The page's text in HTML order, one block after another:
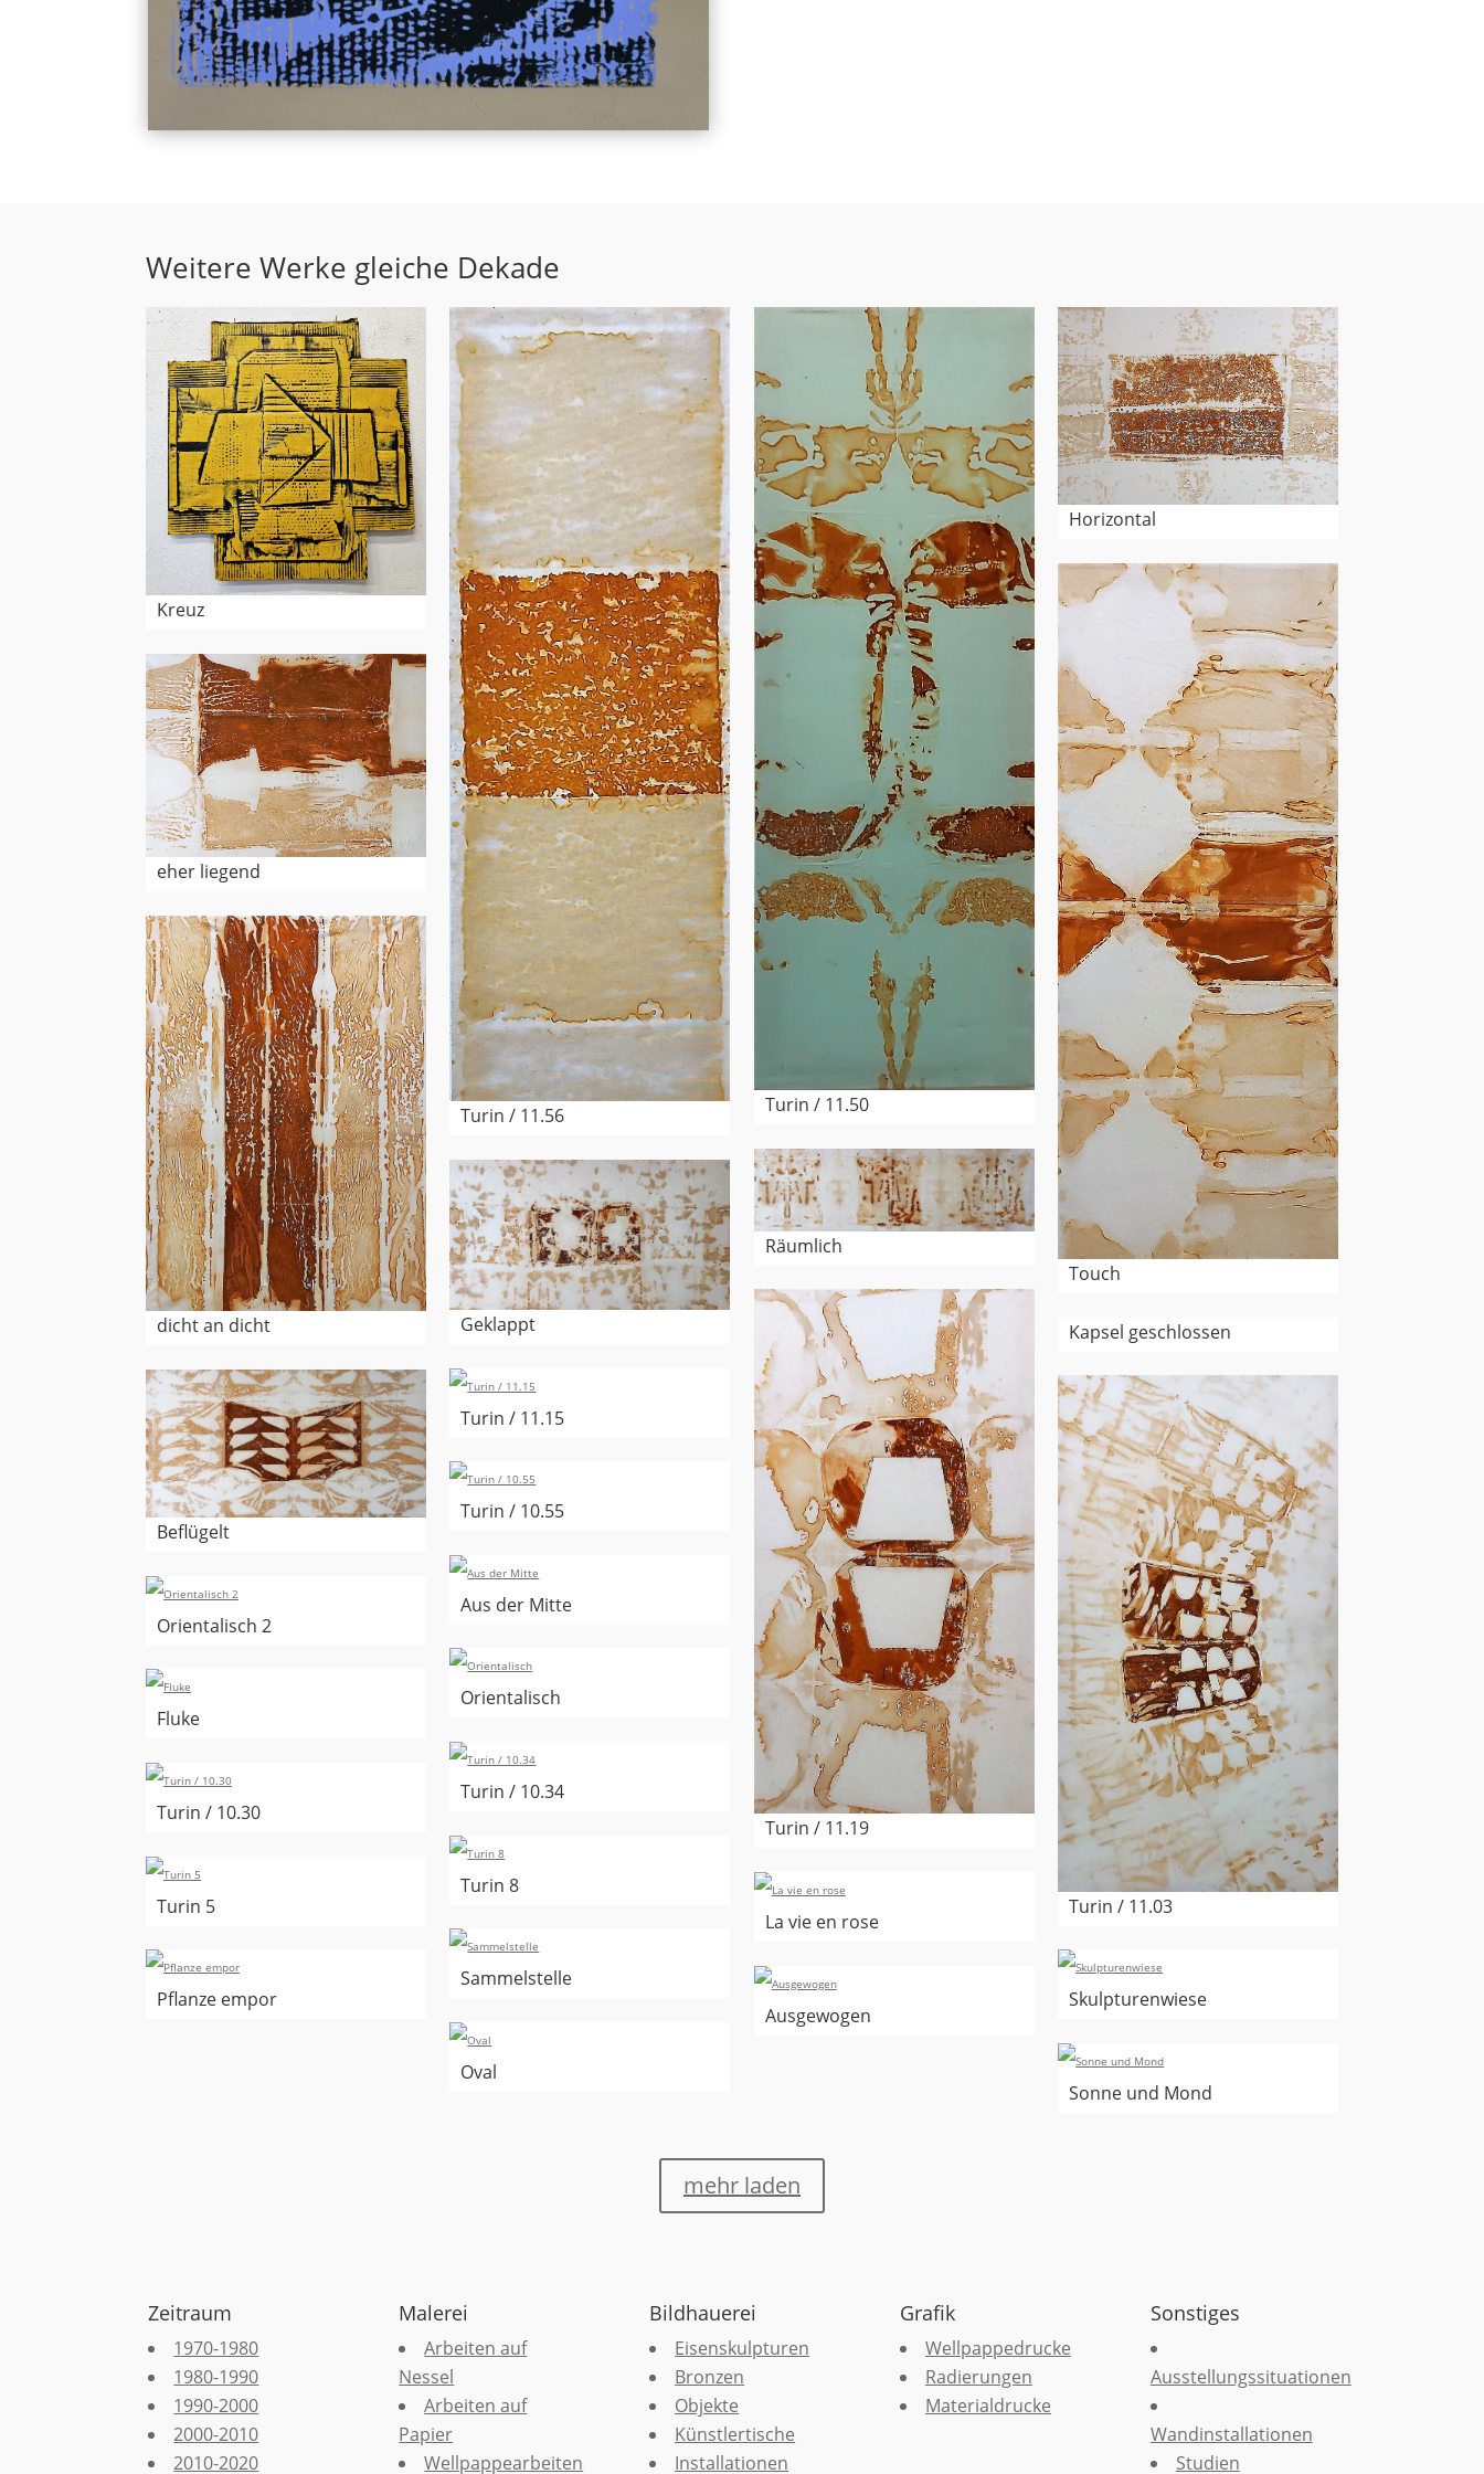
Weitere Werke gleiche Dekade
Kreuz
Turin / 11.56 Turin / 11.50
Horizontal
Touch
eher liegend
dicht an dicht
Räumlich
Geklappt
Turin / 11.19
Kapsel geschlossen
Turin / 11.15
Beflügelt
Turin / 11.03
Turin / 10.55
Aus der Mitte
Orientalisch 2
Orientalisch
Fluke
Turin / 10.34
Turin / 10.30
Turin 8
Turin 5
La vie en rose
Sammelstelle
Skulpturenwiese
Pflanze empor
Ausgewogen
Oval
Sonne und Mond
mehr laden
Zeitraum
1970-1980
1980-1990
1990-2000
2000-2010
2010-2020
Malerei
Arbeiten auf
Nessel
Arbeiten auf
Papier
Wellpappearbeiten
Bildhauerei
Eisenskulpturen
Bronzen
Objekte
Künstlertische
Installationen
Grafik
Wellpappedrucke
Radierungen
Materialdrucke
Sonstiges
Ausstellungssituationen
Wandinstallationen
Studien